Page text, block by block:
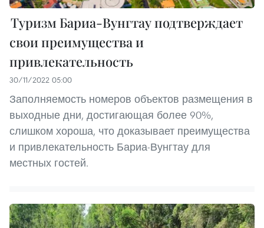
Туризм Бариа-Вунгтау подтверждает
свои преимущества и
привлекательность
30/11/2022 05:00
Заполняемость номеров объектов размещения в
выходные дни, достигающая более 90%,
слишком хороша, что доказывает преимущества
и привлекательность Бариа-Вунгтау для
местных гостей.